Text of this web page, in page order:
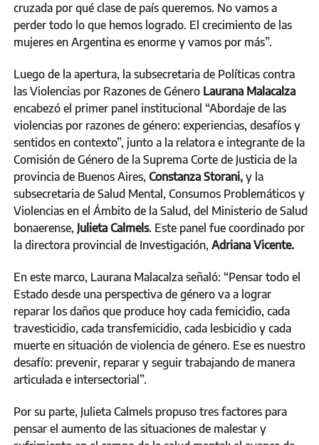
cruzada por qué clase de país queremos. No vamos a
perder todo lo que hemos logrado. El crecimiento de las
mujeres en Argentina es enorme y vamos por más”.
Luego de la apertura, la subsecretaria de Políticas contra
las Violencias por Razones de Género Laurana Malacalza
encabezó el primer panel institucional “Abordaje de las
violencias por razones de género: experiencias, desafíos y
sentidos en contexto”, junto a la relatora e integrante de la
Comisión de Género de la Suprema Corte de Justicia de la
provincia de Buenos Aires, Constanza Storani, y la
subsecretaria de Salud Mental, Consumos Problemáticos y
Violencias en el Ámbito de la Salud, del Ministerio de Salud
bonaerense, Julieta Calmels. Este panel fue coordinado por
la directora provincial de Investigación, Adriana Vicente.
En este marco, Laurana Malacalza señaló: “Pensar todo el
Estado desde una perspectiva de género va a lograr
reparar los daños que produce hoy cada femicidio, cada
travesticidio, cada transfemicidio, cada lesbicidio y cada
muerte en situación de violencia de género. Ese es nuestro
desafío: prevenir, reparar y seguir trabajando de manera
articulada e intersectorial”.
Por su parte, Julieta Calmels propuso tres factores para
pensar el aumento de las situaciones de malestar y